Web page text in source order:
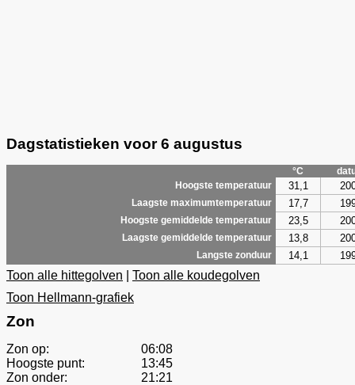
Dagstatistieken voor 6 augustus
°C
Hoogste temperatuur
31,1
Laagste maximumtemperatuur 17,7
Hoogste gemiddelde temperatuur 23,5
Laagste gemiddelde temperatuur 13,8
Langste zonduur 14,1
Toon alle hittegolven
Toon alle koudegolven
Toon Hellmann-grafiek
Zon
Zon op:
06:08
Hoogste punt:
13:45
Zon onder:
21:21